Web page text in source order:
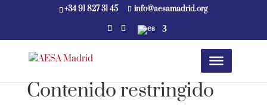
+34 91 827 31 45 info@aesamadrid.org
Contenido restringido